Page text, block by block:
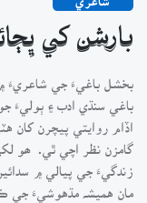
بارشن کي
بخشل باغيءَ جي
باغي سنڌي ادب ۽ ٻوليءَ
اڏام روايتي پيچرن
گامزن نظر اچي ٿي. ھو
زندگيءَ جي پيالي ۾
مان هميشہ مڌهوشيءَ